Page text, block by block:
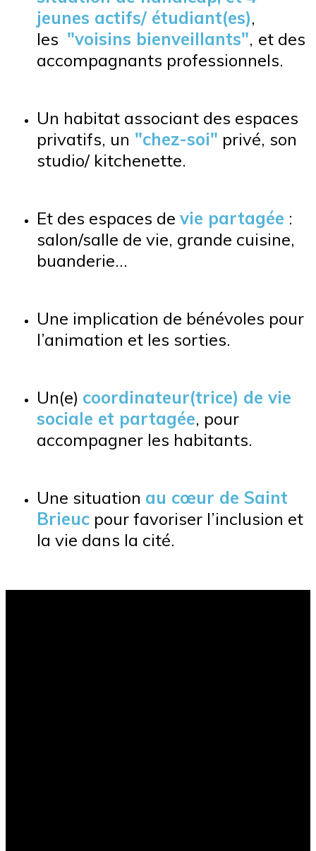
jeunes actifs/ étudiant(es),
les "voisins bienveillants", et des
accompagnants professionnels.
Un habitat associant des espaces
privatifs, un "chez-soi" privé, son
studio/ kitchenette.
Et des espaces de vie partagée :
salon/salle de vie, grande cuisine,
buanderie...
Une implication de bénévoles pour
l’animation et les sorties.
Un(e) coordinateur(trice) de vie
sociale et partagée, pour
accompagner les habitants.
Une situation au cœur de Saint
Brieuc pour favoriser l’inclusion et
la vie dans la cité.